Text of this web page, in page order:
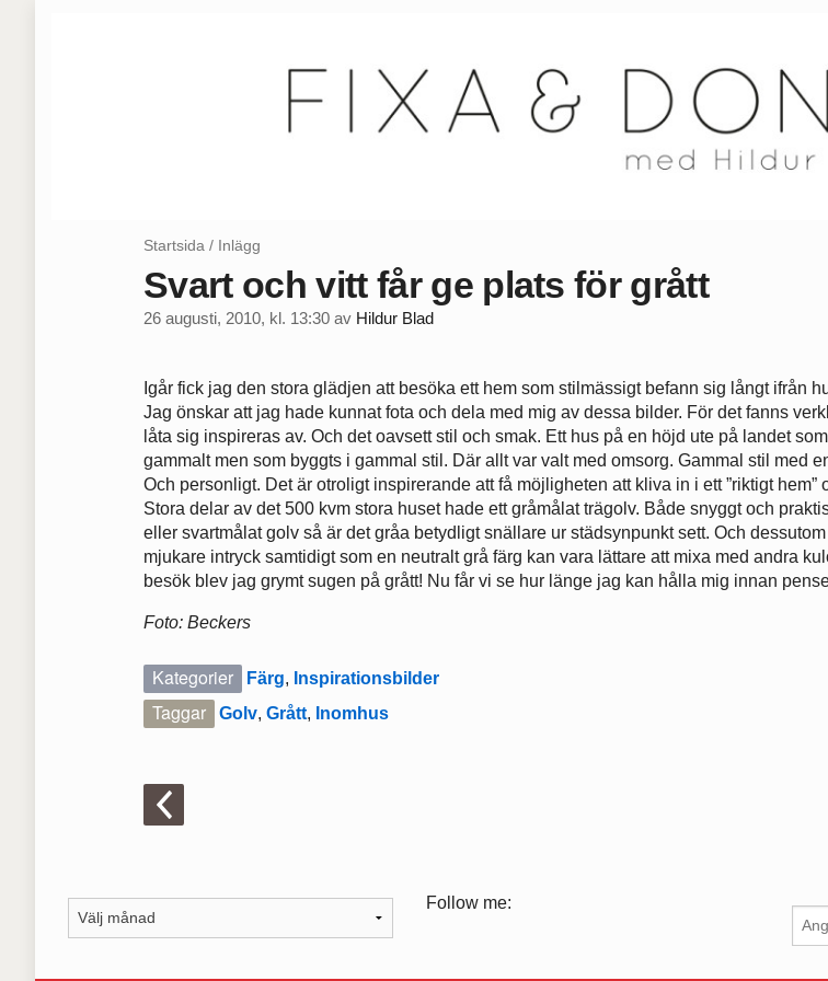
Startsida / Inlägg
Svart och vitt får ge plats för grått
26 augusti, 2010, kl. 13:30 av Hildur Blad
Igår fick jag den stora glädjen att besöka ett hem som stilmässigt befann sig långt ifrån
Jag önskar att jag hade kunnat fota och dela med mig av dessa bilder. För det fanns
låta sig inspireras av. Och det oavsett stil och smak. Ett hus på en höjd ute på landet
gammalt men som byggts i gammal stil. Där allt var valt med omsorg. Gammal stil med
Och personligt. Det är otroligt inspirerande att få möjligheten att kliva in i ett ”riktigt hem”
Stora delar av det 500 kvm stora huset hade ett gråmålat trägolv. Både snyggt och
eller svartmålat golv så är det gråa betydligt snällare ur städsynpunkt sett. Och
mjukare intryck samtidigt som en neutralt grå färg kan vara lättare att mixa med andra
besök blev jag grymt sugen på grått! Nu får vi se hur länge jag kan hålla mig innan
Foto: Beckers
Kategorier Färg, Inspirationsbilder
Taggar Golv,Grått, Inomhus
Follow me: